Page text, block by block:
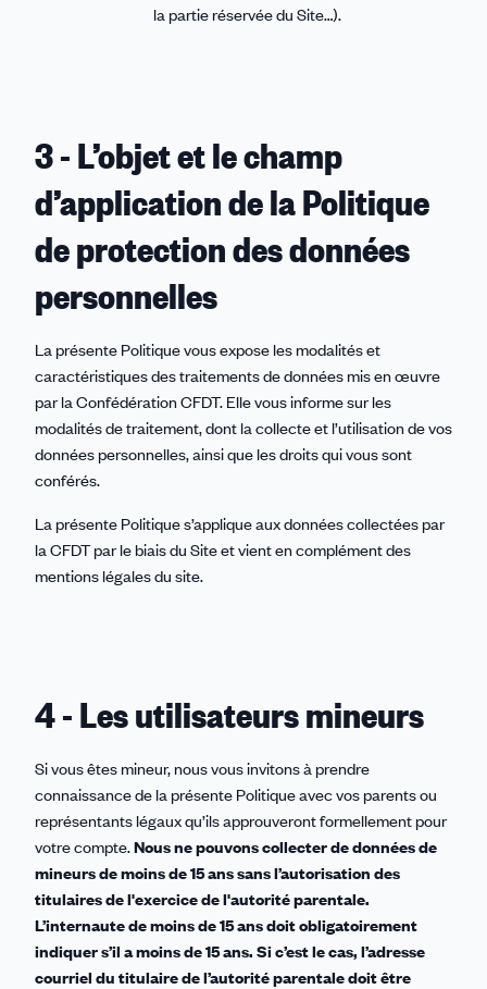
la partie réservée du Site…).
3 - L’objet et le champ
d’application de la Politique
de protection des données
personnelles
La présente Politique vous expose les modalités et
caractéristiques des traitements de données mis en œuvre
par la Confédération CFDT. Elle vous informe sur les
modalités de traitement, dont la collecte et l’utilisation de vos
données personnelles, ainsi que les droits qui vous sont
conférés.
La présente Politique s’applique aux données collectées par
la CFDT par le biais du Site et vient en complément des
mentions légales du site.
4 - Les utilisateurs mineurs
Si vous êtes mineur, nous vous invitons à prendre
connaissance de la présente Politique avec vos parents ou
représentants légaux qu’ils approuveront formellement pour
votre compte.Nous ne pouvons collecter de données de
mineurs de moins de 15 ans sans l’autorisation des
titulaires de l'exercice de l'autorité parentale.
L’internaute de moins de 15 ans doit obligatoirement
indiquer s’il a moins de 15 ans. Si c’est le cas, l’adresse
courriel du titulaire de l’autorité parentale doit être